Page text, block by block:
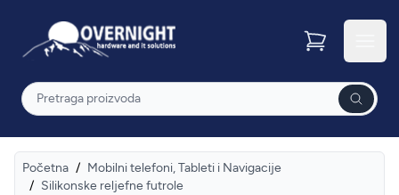
Overnight
Pretraga
Početna / Mobilni telefoni, Tableti i Navigacije
/ Silikonske reljefne futrole